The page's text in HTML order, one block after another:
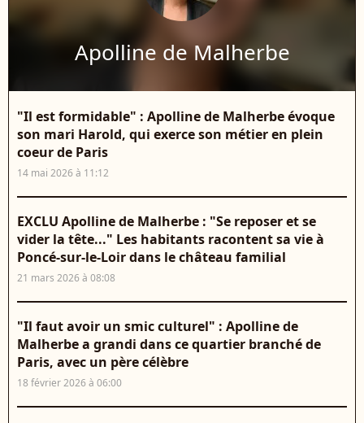
Apolline de Malherbe
"Il est formidable" : Apolline de Malherbe évoque
son mari Harold, qui exerce son métier en plein
coeur de Paris
14 mai 2026 à 11:12
EXCLU Apolline de Malherbe : "Se reposer et se
vider la tête..." Les habitants racontent sa vie à
Poncé-sur-le-Loir dans le château familial
21 mars 2026 à 08:08
"Il faut avoir un smic culturel" : Apolline de
Malherbe a grandi dans ce quartier branché de
Paris, avec un père célèbre
18 février 2026 à 06:00